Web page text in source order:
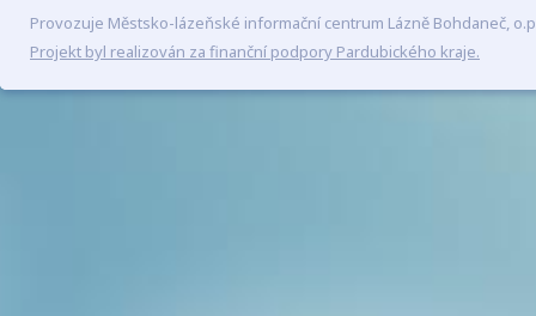
Provozuje Městsko-lázeňské informační centrum Lázně Bohdaneč,
Projekt byl realizován za finanční podpory Pardubického kraje.